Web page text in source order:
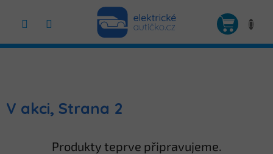
obsah
V akci, Strana 2
Produkty teprve připravujeme.